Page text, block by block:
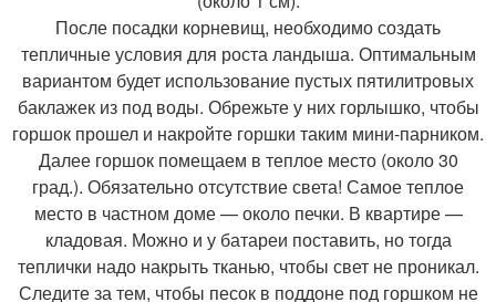
После посадки корневищ, необходимо создать
тепличные условия для роста ландыша. Оптимальным
вариантом будет использование пустых пятилитровых
баклажек из под воды. Обрежьте у них горлышко, чтобы
горшок прошел и накройте горшки таким мини-парником.
Далее горшок помещаем в теплое место (около 30
град.). Обязательно отсутствие света! Самое теплое
место в частном доме — около печки. В квартире —
кладовая. Можно и у батареи поставить, но тогда
теплички надо накрыть тканью, чтобы свет не проникал.
Следите за тем, чтобы песок в поддоне под горшком не